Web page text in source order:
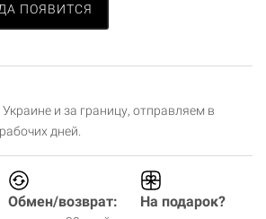
ПОЯВИТСЯ
и за границу, отправляем в
дней.
Обмен/возврат: На подарок?